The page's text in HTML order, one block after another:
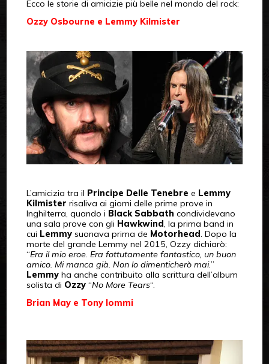
Ecco le storie di amicizie più belle nel mondo del rock:
Ozzy Osbourne e Lemmy Kilmister
L’amicizia tra il Principe Delle Tenebre e Lemmy
Kilmister risaliva ai giorni delle prime prove in
Inghilterra, quando i Black Sabbath condividevano
una sala prove con gli Hawkwind, la prima band in
cui Lemmysuonava prima de Motorhead. Dopo la
morte del grande Lemmy nel 2015, Ozzy dichiarò:
“Era il mio eroe. Era fottutamente fantastico, un buon
amico. Mi manca già. Non lo dimenticherò mai.”
Lemmyha anche contribuito alla scrittura dell’album
solista di Ozzy“No More Tears“.
Brian May e Tony Iommi